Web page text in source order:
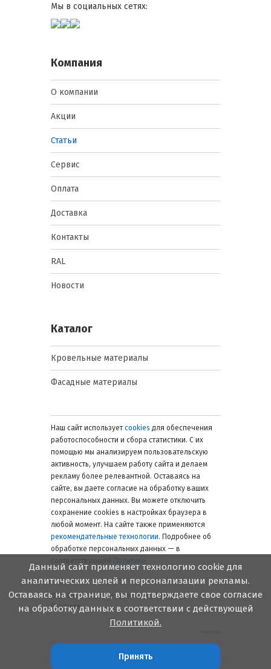
Мы в социальных сетях:
Компания
О компании
Акции
Статьи
Сервис
Оплата
Доставка
Контакты
RAL
Новости
Каталог
Кровельные материалы
Фасадные материалы
Наш сайт использует cookies для обеспечения
работоспособности и сбора статистики. С их
помощью мы анализируем пользовательскую
активность, улучшаем работу сайта и делаем
рекламу более релевантной. Оставаясь на
сайте, вы даете согласие на обработку ваших
персональных данных. Вы можете отключить
сохранение cookies в настройках браузера в
любой момент. На сайте также применяются
рекомендательные технологии. Подробнее об
обработке персональных данных — в
Политике
© 2006 — 2026. Металлинвест Профиль.
Воронеж
Данный сайт применяет технологию cookie для
аналитических целей и персонализации рекламы.
Оставаясь на странице, вы подтверждаете свое согласие
на обработку данных в соответствии с действующей
Политикой.
Принять